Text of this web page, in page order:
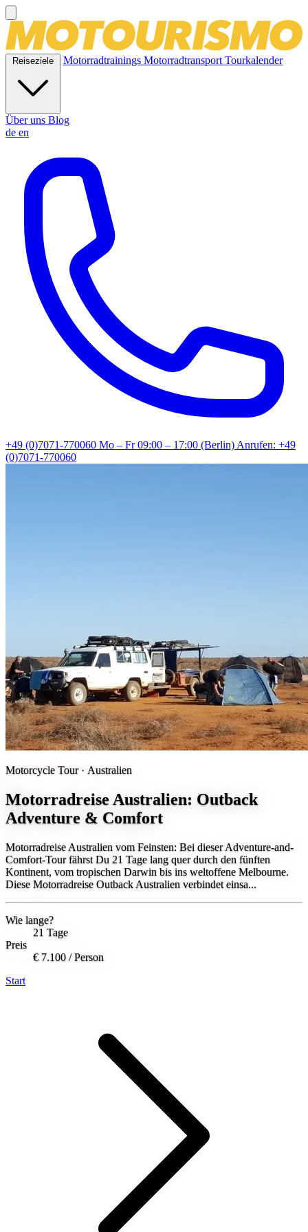
Reiseziele Motorradtrainings MotorradtransportTourkalender
Über uns Blog
de en
+49 (0)7071-770060 Mo – Fr 09:00 – 17:00 (Berlin)Anrufen: +49
(0)7071-770060
Motorcycle Tour · Australien
Motorradreise Australien: Outback
Adventure & Comfort
Motorradreise Australien vom Feinsten: Bei dieser Adventure-and-
Comfort-Tour fährst Du 21 Tage lang quer durch den fünften
Kontinent, vom tropischen Darwin bis ins weltoffene Melbourne.
Diese Motorradreise Outback Australien verbindet einsa...
Wie lange?
21 Tage
Preis
€ 7.100 / Person
Start